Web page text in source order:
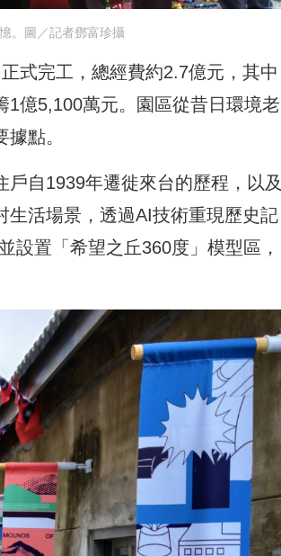
。圖／記者鄧富珍攝
式完工，總經費約2.7億元，其中
1億5,100萬元。園區從昔日環境老
點。
自1939年遷徙來台的歷程，以及
生活場景，透過AI技術重現歷史記
設置「希望之丘360度」模型區，